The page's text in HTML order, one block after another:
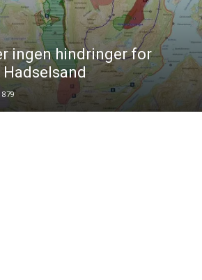
ingen hindringer for
879